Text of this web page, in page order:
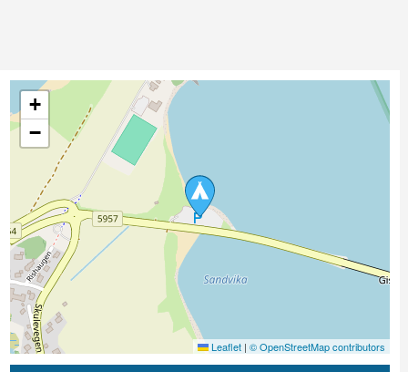
+
−
Leaflet | © OpenStreetMap contributors